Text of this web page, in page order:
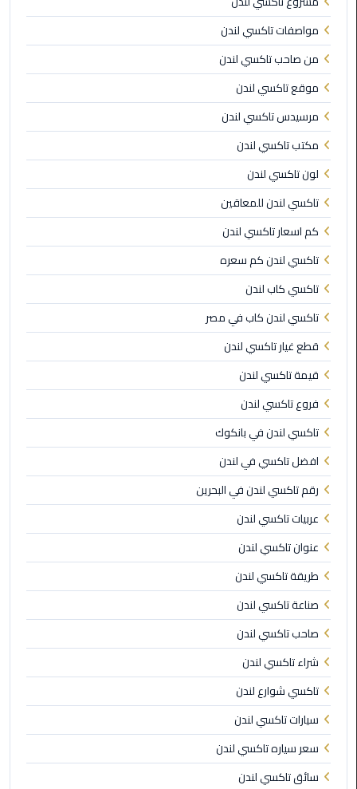
ليموزين
مطار
شرم
الشيخ
ليموزين
مطار
القاهرة
الخط
الساخن
ليموزين
مطار
العاصمة
الادارية
ليموزين
مطار
القاهرة
الي
اسكندرية
تاكسي
العاصمة
ليموزين
مطار
برج
العرب
الدولي
تاكسي
لندن
ليموزين
مطار
برج
العرب
الي
مرسي
مطروح
مواصفات تاكسي لندن
من صاحب تاكسي لندن
موقع تاكسي لندن
مرسيدس تاكسي لندن
مكتب تاكسي لندن
لون تاكسي لندن
تاكسي لندن للمعاقين
كم اسعار تاكسي لندن
تاكسي لندن كم سعره
تاكسي كاب لندن
تاكسي لندن كاب في مصر
قطع غيار تاكسي لندن
قيمة تاكسي لندن
فروع تاكسي لندن
تاكسي لندن في بانكوك
افضل تاكسي في لندن
رقم تاكسي لندن في البحرين
عربيات تاكسي لندن
عنوان تاكسي لندن
طريقة تاكسي لندن
صناعة تاكسي لندن
صاحب تاكسي لندن
شراء تاكسي لندن
تاكسي شوارع لندن
سيارات تاكسي لندن
سعر سياره تاكسي لندن
سائق تاكسي لندن